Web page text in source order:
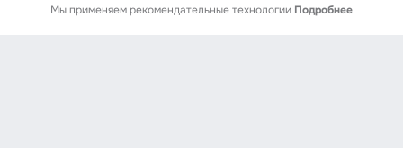
Мы применяем рекомендательные технологии Подробнее